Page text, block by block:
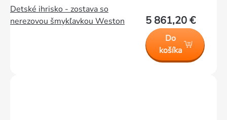
Detské ihrisko - zostava so
nerezovou šmykľavkou Weston
5 861,20 €
Do
košíka